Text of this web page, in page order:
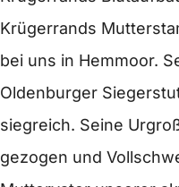
Krügerrands
bei uns in Hemmoor.
Oldenburger
siegreich. Seine
gezogen und